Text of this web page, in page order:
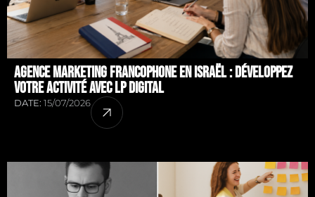
Agence marketing francophone en Israël : développez
votre activité avec LP DIGITAL
DATE: 15/07/2026